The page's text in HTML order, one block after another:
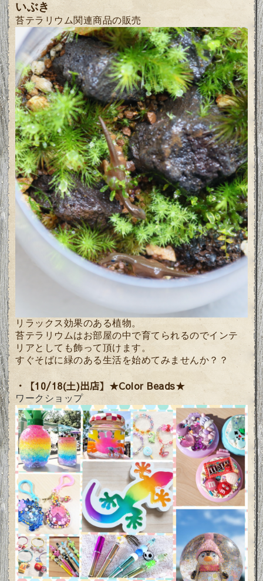
いぶき
苔テラリウム関連商品の販売
リラックス効果のある植物。
苔テラリウムはお部屋の中で育てられるのでインテ
リアとしても飾って頂けます。
すぐそばに緑のある生活を始めてみませんか？？
・【10/18(土)出店】★Color Beads★
ワークショップ